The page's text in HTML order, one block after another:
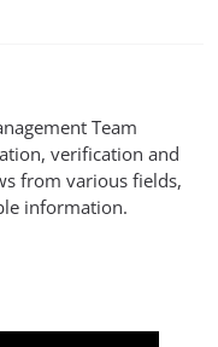
Team
verification and
from various fields,
information.